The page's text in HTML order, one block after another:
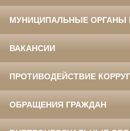
МУНИЦИПАЛЬНЫЕ ОРГАНЫ
ВАКАНСИИ
ПРОТИВОДЕЙСТВИЕ
ОБРАЩЕНИЯ ГРАЖДАН